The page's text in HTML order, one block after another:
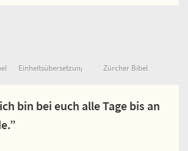
Einheitsübersetzung Zürcher Bibel
bin bei euch alle Tage bis an